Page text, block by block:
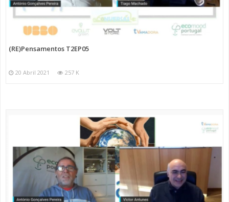
(RE)Pensamentos T2EP05
20 Abril 2021 257 K